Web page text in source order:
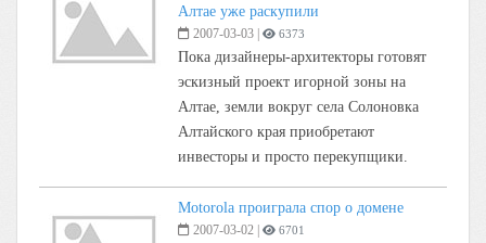
Алтае уже раскупили
2007-03-03 6373
Пока дизайнеры-архитекторы готовят
эскизный проект игорной зоны на
Алтае, земли вокруг села Солоновка
Алтайского края приобретают
инвесторы и просто перекупщики.
Motorola проиграла спор о домене
2007-03-02 6701